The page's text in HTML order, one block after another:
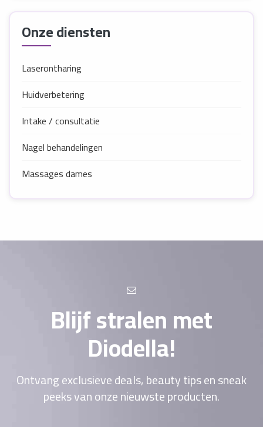
Onze diensten
Laserontharing
Huidverbetering
Intake / consultatie
Nagel behandelingen
Massages dames
Blijf stralen met
Diodella!
Ontvang exclusieve deals, beauty tips en sneak
peeks van onze nieuwste producten.